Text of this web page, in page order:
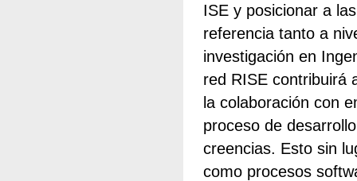
ISE y posicionar a
referencia tanto a
investigación en
red RISE contribuirá
la colaboración con
proceso de
creencias. Esto sin
como procesos